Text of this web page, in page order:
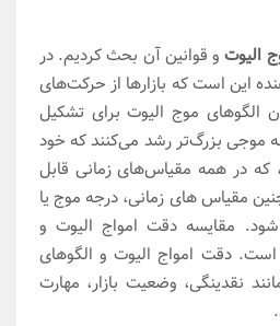
الیوتو قوانین آن بحث کردیم. در
این است که بازارها از حرکت‌های
الگوهای موج الیوت برای تشکیل
موجی بزرگ‌تر رشد می‌کنند که خود
که در همه مقیاس‌های زمانی قابل
مقیاس های زمانی، درجه موج یا
مقایسه دقت امواج الیوت و
دقت امواج الیوت و الگوهای
نقدینگی، وضعیت بازار، مهارت